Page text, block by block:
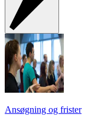
Ansøgning og frister